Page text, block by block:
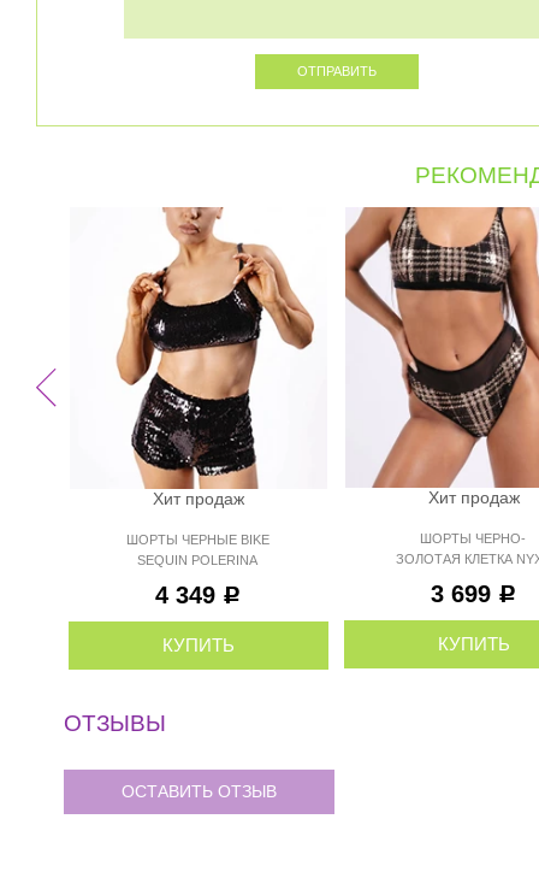
Хит продаж
ШОРТЫ ЧЕРНЫЕ BIKE
SEQUIN POLERINA
4 349 Р
КУПИТЬ
Хит продаж
ШОРТЫ ЧЕРНО-
ЗОЛОТАЯ КЛЕТКА
3 699 Р
КУПИТЬ
ОТЗЫВЫ
ОСТАВИТЬ ОТЗЫВ